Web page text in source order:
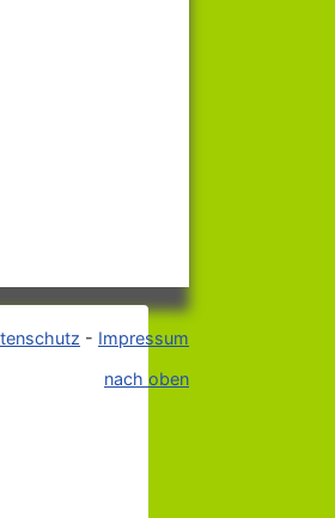
- Impressum
nach oben